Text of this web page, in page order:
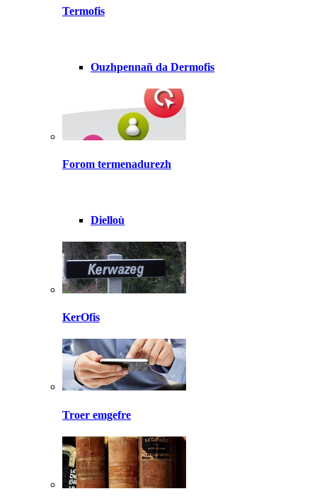
Termofis
Ouzhpennañ da Dermofis
Forom termenadurezh
Dielloù
KerOfis
Troer emgefre